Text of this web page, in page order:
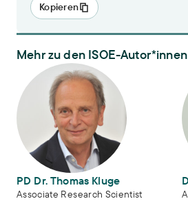
Kopieren
Mehr zu den ISOE-Autor*innen
PD Dr. Thomas Kluge
PD Dr. Thomas Kluge
Associate Research Scientist